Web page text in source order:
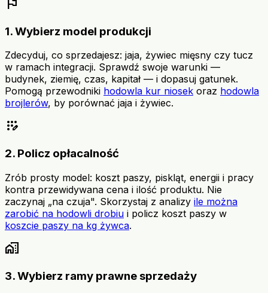
flag
1. Wybierz model produkcji
Zdecyduj, co sprzedajesz: jaja, żywiec mięsny czy tucz
w ramach integracji. Sprawdź swoje warunki —
budynek, ziemię, czas, kapitał — i dopasuj gatunek.
Pomogą przewodniki hodowla kur niosek oraz hodowla
brojlerów, by porównać jaja i żywiec.
app_registration
2. Policz opłacalność
Zrób prosty model: koszt paszy, piskląt, energii i pracy
kontra przewidywana cena i ilość produktu. Nie
zaczynaj „na czuja". Skorzystaj z analizy ile można
zarobić na hodowli drobiu i policz koszt paszy w
koszcie paszy na kg żywca.
home_work
3. Wybierz ramy prawne sprzedaży